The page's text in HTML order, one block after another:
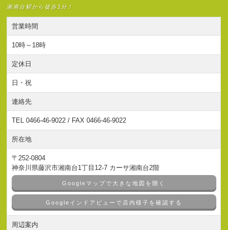
湘南台駅から徒歩1分！
営業時間
10時～18時
定休日
日・祝
連絡先
TEL 0466-46-9022 / FAX 0466-46-9022
所在地
〒252-0804
神奈川県藤沢市湘南台1丁目12-7 カーサ湘南台2階
Googleマップで大きな地図を開く
Googleインドアビューで店内様子を確認する
周辺案内